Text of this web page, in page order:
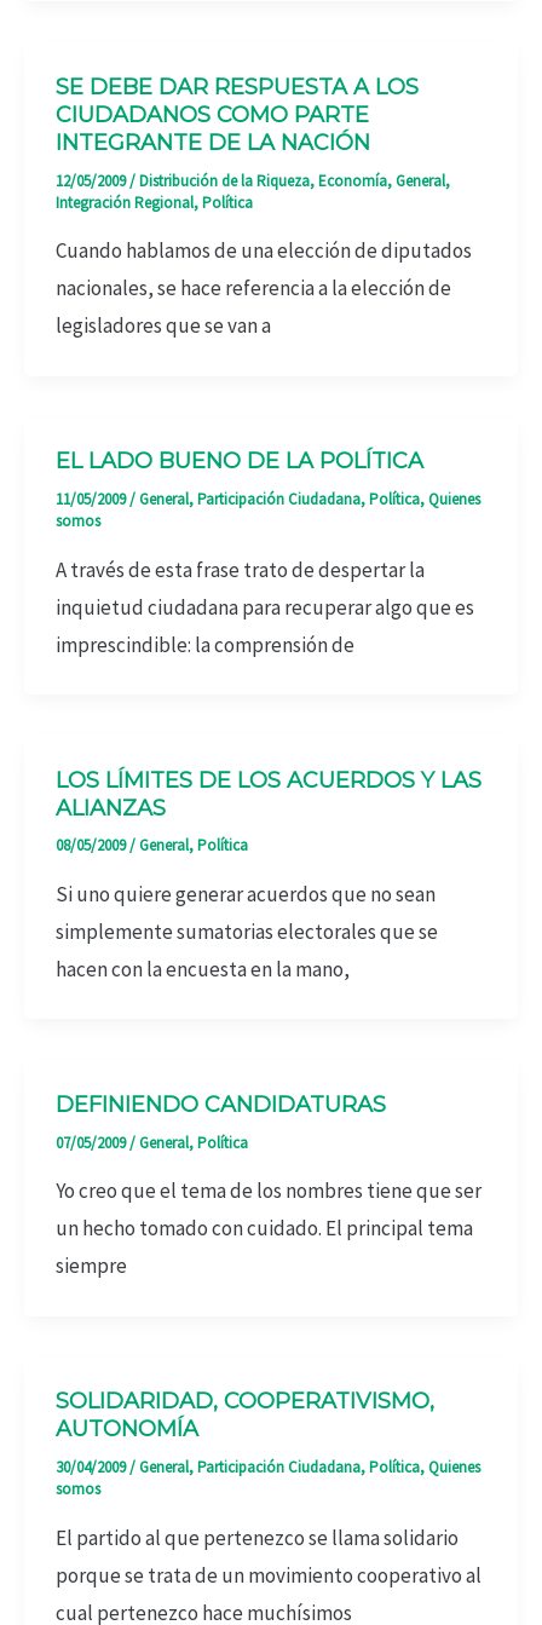
SE DEBE DAR RESPUESTA A LOS
CIUDADANOS COMO PARTE
INTEGRANTE DE LA NACIÓN
12/05/2009/Distribución de la Riqueza,Economía,General,
Integración Regional,Política
Cuando hablamos de una elección de diputados
nacionales, se hace referencia a la elección de
legisladores que se van a
EL LADO BUENO DE LA POLÍTICA
11/05/2009/General,Participación Ciudadana,Política,Quienes
somos
A través de esta frase trato de despertar la
inquietud ciudadana para recuperar algo que es
imprescindible: la comprensión de
LOS LÍMITES DE LOS ACUERDOS Y LAS
ALIANZAS
08/05/2009/General,Política
Si uno quiere generar acuerdos que no sean
simplemente sumatorias electorales que se
hacen con la encuesta en la mano,
DEFINIENDO CANDIDATURAS
07/05/2009/General,Política
Yo creo que el tema de los nombres tiene que ser
un hecho tomado con cuidado. El principal tema
siempre
SOLIDARIDAD, COOPERATIVISMO,
AUTONOMÍA
30/04/2009/General,Participación Ciudadana,Política,Quienes
somos
El partido al que pertenezco se llama solidario
porque se trata de un movimiento cooperativo al
cual pertenezco hace muchísimos